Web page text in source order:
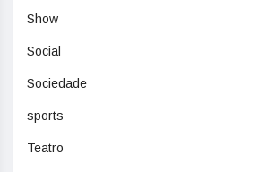
Show
Social
Sociedade
sports
Teatro